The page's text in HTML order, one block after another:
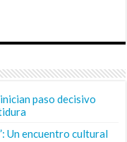
paso decisivo
Un encuentro cultural